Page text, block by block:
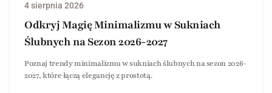
4 sierpnia 2026
Odkryj Magię Minimalizmu w Sukniach
Ślubnych na Sezon 2026-2027
Poznaj trendy minimalizmu w sukniach ślubnych na sezon 2026-
2027, które łączą elegancję z prostotą.